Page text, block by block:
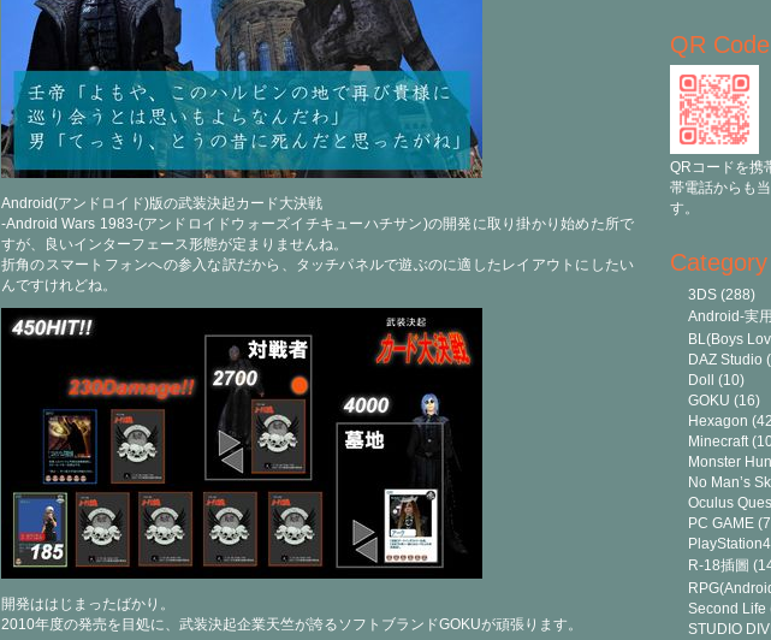
Android(アンドロイド)版の武装決起カード大決戦
-Android Wars 1983-(アンドロイドウォーズイチキューハチサン)の開発に取り掛かり始めた所で
すが、良いインターフェース形態が定まりませんね。
折角のスマートフォンへの参入な訳だから、タッチパネルで遊ぶのに適したレイアウトにしたい
んですけれどね。
開発ははじまったばかり。
2010年度の発売を目処に、武装決起企業天竺が誇るソフトブランドGOKUが頑張ります。
QR Code
QRコードを携
帯電話からも
す。
Category
3DS (288)
Android-実
BL(Boys
DAZ Studio
Doll
(10)
GOKU (16)
Hexagon
Minecraft
Monster
No Man’s
Oculus
PC GAME
PlayStation4
R-18插圖
Second Life
STUDIO